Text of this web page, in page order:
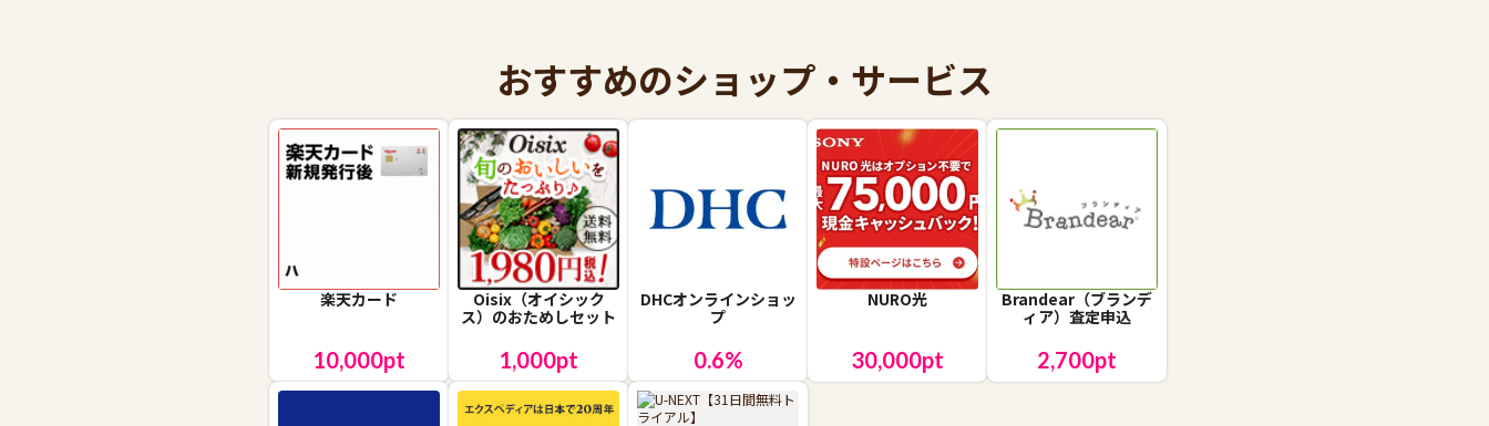
おすすめのショップ・サービス
楽天カード
10,000pt
Oisix（オイシック
ス）のおためしセット
1,000pt
DHCオンラインショッ
プ
0.6%
NURO光
30,000pt
Brandear（ブランデ
ィア）査定申込
2,700pt